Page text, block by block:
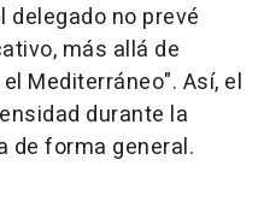
delegado no prevé
más allá de
Mediterráneo". Así, el
durante la
de forma general.